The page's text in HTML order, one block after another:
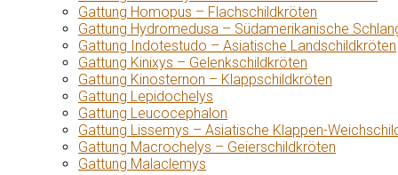
Gattung Homopus – Flachschildkröten
Gattung Hydromedusa – Südamerikanische
Gattung Indotestudo – Asiatische Landschildkröten
Gattung Kinixys – Gelenkschildkröten
Gattung Kinosternon – Klappschildkröten
Gattung Lepidochelys
Gattung Leucocephalon
Gattung Lissemys – Asiatische Klappen-
Gattung Macrochelys – Geierschildkröten
Gattung Malaclemys